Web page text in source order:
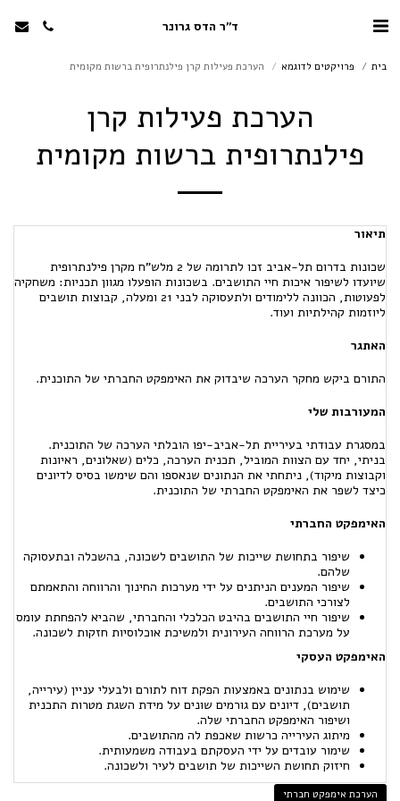
ד"ר הדס גרונר
בית פרויקטים לדוגמא הערכת פעילות קרן פילנתרופית ברשות מקומית
הערכת פעילות קרן
פילנתרופית ברשות מקומית
תיאור
שכונות בדרום תל-אביב זכו לתרומה של 2 מלש"ח מקרן פילנתרופית
שיועדו לשיפור איכות חיי התושבים. בשכונות הופעלו מגוון תכניות: משחקיה
לפעוטות, הכוונה ללימודים ולתעסוקה לבני 21 ומעלה, קבוצות תושבים
ליוזמות קהילתיות ועוד.
האתגר
התורם ביקש מחקר הערכה שיבדוק את האימפקט החברתי של התוכנית.
המעורבות שלי
במסגרת עבודתי בעיריית תל-אביב-יפו הובלתי הערכה של התוכנית.
בניתי, יחד עם הצוות המוביל, תכנית הערכה, כלים (שאלונים, ראיונות
וקבוצות מיקוד), ניתחתי את הנתונים שנאספו והם שימשו בסיס לדיונים
כיצד לשפר את האימפקט החברתי של התוכנית.
האימפקט החברתי
שיפור בתחושת שייכות של התושבים לשכונה, בהשכלה ובתעסוקה
שלהם.
שיפור המענים הניתנים על ידי מערכות החינוך והרווחה והתאמתם
לצורכי התושבים.
שיפור חיי התושבים בהיבט הכלכלי והחברתי, שהביא להפחתת עומס
על מערכת הרווחה העירונית ולמשיכת אוכלוסיות חזקות לשכונה.
האימפקט העסקי
שימוש בנתונים באמצעות הפקת דוח לתורם ולבעלי עניין (עירייה,
תושבים), דיונים עם גורמים שונים על מידת השגת מטרות התכנית
ושיפור האימפקט החברתי שלה.
מיתוג העירייה כרשות שאכפת לה מהתושבים.
שימור עובדים על ידי העסקתם בעבודה משמעותית.
חיזוק תחושת השייכות של תושבים לעיר ולשכונה.
הערכת אימפקט חברתי